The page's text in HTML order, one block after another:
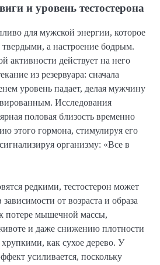
и уровень тестостерона
для мужской энергии, которое
а настроение бодрым.
активности действует на него
из резервуара: сначала
уровень падает, делая мужчину
Исследования
половая близость временно
этого гормона, стимулируя его
организму: «Все в
редкими, тестостерон может
от возраста и образа
потере мышечной массы,
и даже снижению плотности
хрупкими, как сухое дерево. У
усиливается, поскольку